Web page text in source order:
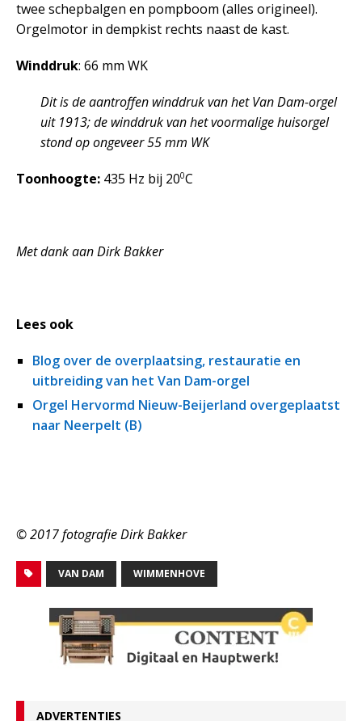
twee schepbalgen en pompboom (alles origineel).
Orgelmotor in dempkist rechts naast de kast.
Winddruk: 66 mm WK
Dit is de aantroffen winddruk van het Van Dam-orgel
uit 1913; de winddruk van het voormalige huisorgel
stond op ongeveer 55 mm WK
Toonhoogte: 435 Hz bij 200C
Met dank aan Dirk Bakker
Lees ook
Blog over de overplaatsing, restauratie en
uitbreiding van het Van Dam-orgel
Orgel Hervormd Nieuw-Beijerland overgeplaatst
naar Neerpelt (B)
© 2017 fotografie Dirk Bakker
VAN DAM WIMMENHOVE
ADVERTENTIES